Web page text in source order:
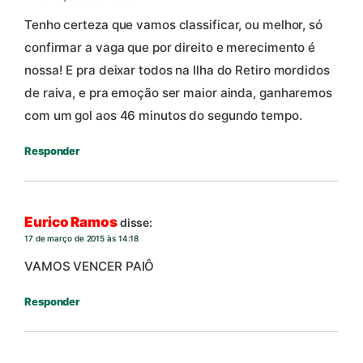
Tenho certeza que vamos classificar, ou melhor, só
confirmar a vaga que por direito e merecimento é
nossa! E pra deixar todos na Ilha do Retiro mordidos
de raiva, e pra emoção ser maior ainda, ganharemos
com um gol aos 46 minutos do segundo tempo.
Responder
Eurico Ramosdisse:
17 de março de 2015 às 14:18
VAMOS VENCER PAIÔ
Responder